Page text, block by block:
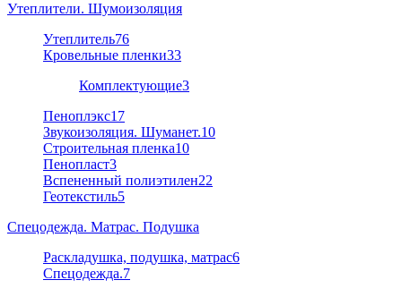
Утеплители. Шумоизоляция
Утеплитель76
Кровельные пленки33
Комплектующие3
Пеноплэкс17
Звукоизоляция. Шуманет.10
Строительная пленка10
Пенопласт3
Вспененный полиэтилен22
Геотекстиль5
Спецодежда. Матрас. Подушка
Раскладушка, подушка, матрас6
Спецодежда.7